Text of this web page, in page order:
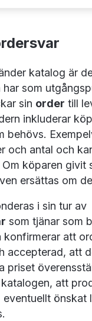
katalog är
som
sin order till
inkluderar
behövs.
och antal och
köparen givit
ersättas om
i sin tur av
som tjänar som
konfirmerar att
accepterad, att
priset
att
eventuellt önskat